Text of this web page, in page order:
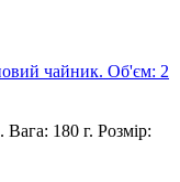
180 г. Розмір: